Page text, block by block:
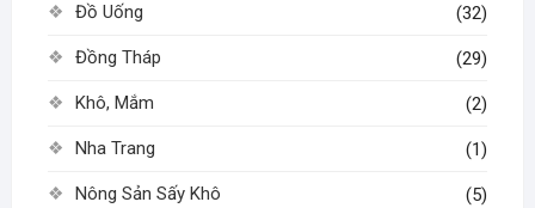
Đồ Uống (32)
Đồng Tháp (29)
Khô, Mắm (2)
Nha Trang (1)
Nông Sản Sấy Khô (5)